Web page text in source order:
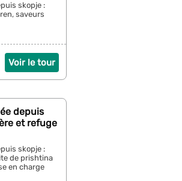
skopje :
saveurs
Voir le tour
depuis
et refuge
skopje :
de prishtina
en charge